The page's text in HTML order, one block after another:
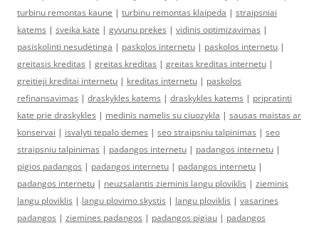
turbinu remontas kaune | turbinu remontas klaipeda | straipsniai
katems | sveika kate | gyvunu prekes | vidinis optimizavimas |
pasiskolinti nesudėtinga | paskolos internetu | paskolos internetu |
greitasis kreditas | greitas kreditas | greitas kreditas internetu |
greitieji kreditai internetu | kreditas internetu | paskolos
refinansavimas | draskykles katems | draskykles katems | pripratinti
kate prie draskykles | medinis namelis su ciuozykla | sausas maistas ar
konservai | isvalyti tepalo demes | seo straipsniu talpinimas | seo
straipsniu talpinimas | padangos internetu | padangos internetu |
pigios padangos | padangos internetu | padangos internetu |
padangos internetu | neuzsalantis zieminis langu ploviklis | zieminis
langu ploviklis | langu plovimo skystis | langu ploviklis | vasarines
padangos | ziemines padangos | padangos pigiau | padangos